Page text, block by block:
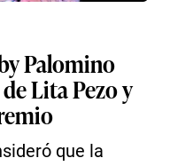
Palomino
Lita Pezo y
que la